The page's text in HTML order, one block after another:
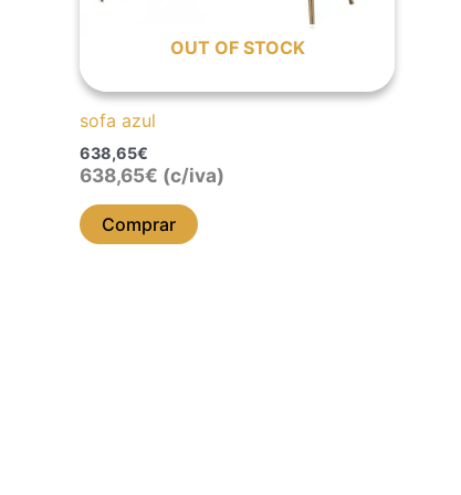
OUT OF STOCK
sofa azul
638,65€
638,65€ (c/iva)
Comprar